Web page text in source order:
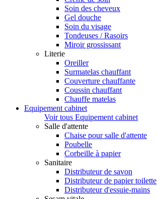
Soin des cheveux
Gel douche
Soin du visage
Tondeuses / Rasoirs
Miroir grossissant
Literie
Oreiller
Surmatelas chauffant
Couverture chauffante
Coussin chauffant
Chauffe matelas
Equipement cabinet
Voir tous Equipement cabinet
Salle d'attente
Chaise pour salle d'attente
Poubelle
Corbeille à papier
Sanitaire
Distributeur de savon
Distributeur de papier toilette
Distributeur d'essuie-mains